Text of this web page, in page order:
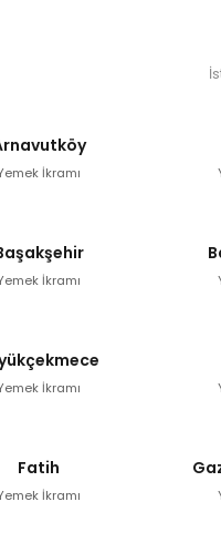
İkramı
İkramı
İkramı
Fatih
İkramı